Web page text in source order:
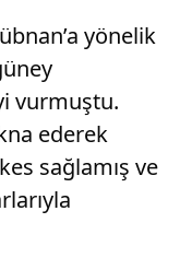
yönelik
vurmuştu.
ederek
sağlamış ve